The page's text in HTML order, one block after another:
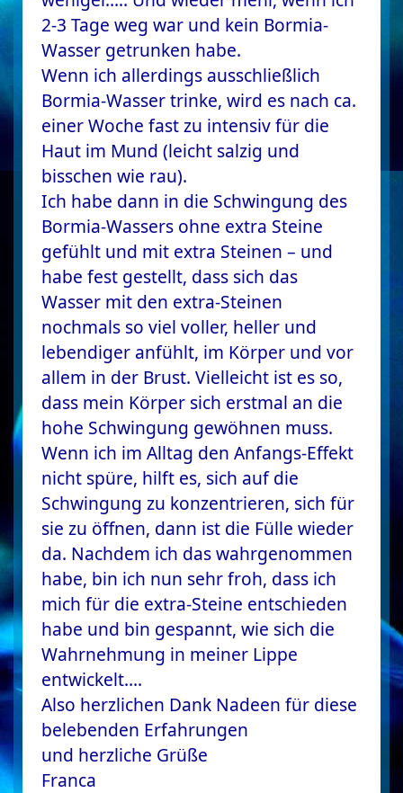
2-3 Tage weg war und kein Bormia-
Wasser getrunken habe.
Wenn ich allerdings ausschließlich
Bormia-Wasser trinke, wird es nach ca.
einer Woche fast zu intensiv für die
Haut im Mund (leicht salzig und
bisschen wie rau).
Ich habe dann in die Schwingung des
Bormia-Wassers ohne extra Steine
gefühlt und mit extra Steinen – und
habe fest gestellt, dass sich das
Wasser mit den extra-Steinen
nochmals so viel voller, heller und
lebendiger anfühlt, im Körper und vor
allem in der Brust. Vielleicht ist es so,
dass mein Körper sich erstmal an die
hohe Schwingung gewöhnen muss.
Wenn ich im Alltag den Anfangs-Effekt
nicht spüre, hilft es, sich auf die
Schwingung zu konzentrieren, sich für
sie zu öffnen, dann ist die Fülle wieder
da. Nachdem ich das wahrgenommen
habe, bin ich nun sehr froh, dass ich
mich für die extra-Steine entschieden
habe und bin gespannt, wie sich die
Wahrnehmung in meiner Lippe
entwickelt….
Also herzlichen Dank Nadeen für diese
belebenden Erfahrungen
und herzliche Grüße
Franca